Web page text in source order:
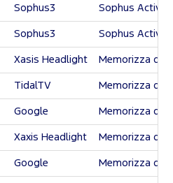
Sophus3 Sophus Active
Sophus3 Sophus Active
Xasis Headlight Memorizza
TidalTV Memorizza
Google Memorizza
Xaxis Headlight Memorizza
Google Memorizza